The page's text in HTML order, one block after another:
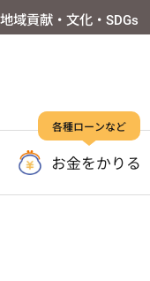
地域貢献・文化・SDGs
各種ローンなど
お金をかりる